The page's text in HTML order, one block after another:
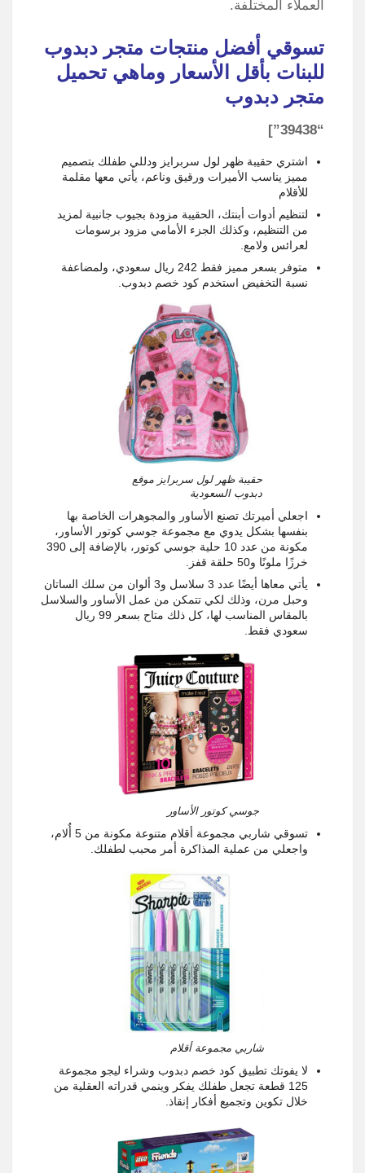
العملاء المختلفة.
تسوقي أفضل منتجات متجر دبدوب
للبنات بأقل الأسعار وماهي تحميل
متجر دبدوب
“39438”]
اشتري حقيبة ظهر لول سربرايز ودللي طفلك بتصميم
مميز يناسب الأميرات ورقيق وناعم، يأتي معها مقلمة
للأقلام
لتنظيم أدوات أبنتك، الحقيبة مزودة بجيوب جانبية لمزيد
من التنظيم، وكذلك الجزء الأمامي مزود برسومات
لعرائس ولامع.
متوفر بسعر مميز فقط 242 ريال سعودي، ولمضاعفة
نسبة التخفيض استخدم كود خصم دبدوب.
حقيبة ظهر لول سربرايز موقع
دبدوب السعودية
اجعلي أميرتك تصنع الأساور والمجوهرات الخاصة بها
بنفسها بشكل يدوي مع مجموعة جوسي كوتور الأساور،
مكونة من عدد 10 حلية جوسي كوتور، بالإضافة إلى 390
خرزًا ملونًا و50 حلقة قفز.
يأتي معاها أيضًا عدد 3 سلاسل و3 ألوان من سلك الساتان
وحبل مرن، وذلك لكي تتمكن من عمل الأساور والسلاسل
بالمقاس المناسب لها، كل ذلك متاح بسعر 99 ريال
سعودي فقط.
جوسي كوتور الأساور
تسوقي شاربي مجموعة أقلام متنوعة مكونة من 5 أٌلام،
واجعلي من عملية المذاكرة أمر محبب لطفلك.
شاربي مجموعة أقلام
لا يفوتك تطبيق كود خصم دبدوب وشراء ليجو مجموعة
125 قطعة تجعل طفلك يفكر وينمي قدراته العقلية من
خلال تكوين وتجميع أفكار إنقاذ.